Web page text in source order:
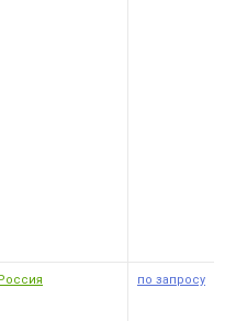
по запросу